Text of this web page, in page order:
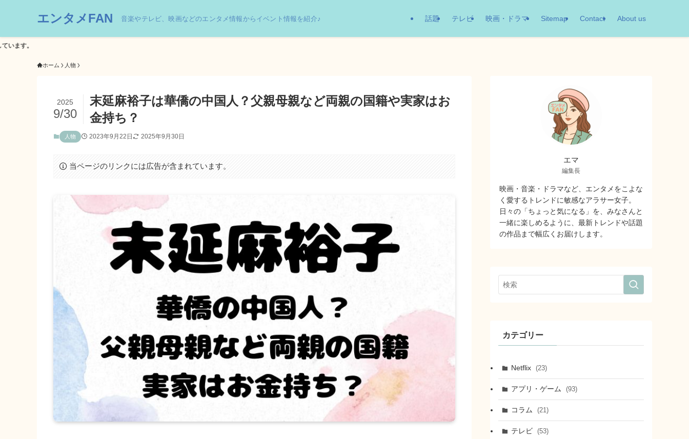
エンタメFAN 音楽やテレビ、映画などのエンタメ情報からイベント情報を紹介♪ 話題 テレビ 映画・ドラマ Sitemap Contact About us
ホーム 人物
末延麻裕子は華僑の中国人？父親母親など両親の国籍や実家はお
金持ち？
2025
9/30
人物 2023年9月22日 2025年9月30日
当ページのリンクには広告が含まれています。
エマ
編集長
映画・音楽・ドラマなど、エンタメをこよな
く愛するトレンドに敏感なアラサー女子。
日々の「ちょっと気になる」を、みなさんと
一緒に楽しめるように、最新トレンドや話題
の作品まで幅広くお届けします。
カテゴリー
Netflix (23)
アプリ・ゲーム (93)
コラム (21)
テレビ (53)